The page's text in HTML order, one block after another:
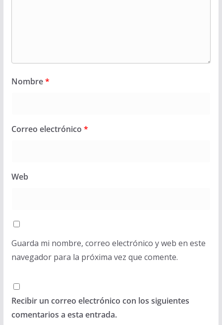
Nombre*
Correo electrónico *
Web
Guarda mi nombre, correo electrónico y web en este
navegador para la próxima vez que comente.
Recibir un correo electrónico con los siguientes
comentarios a esta entrada.